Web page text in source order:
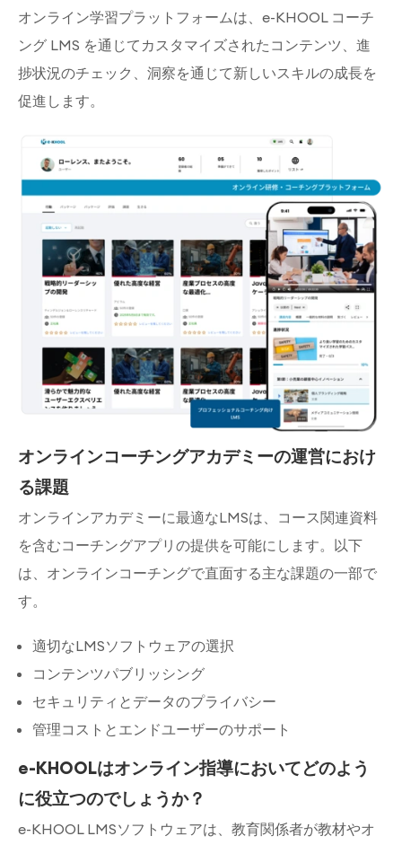
オンライン学習プラットフォームは、e-KHOOL コーチ
ング LMS を通じてカスタマイズされたコンテンツ、進
捗状況のチェック、洞察を通じて新しいスキルの成長を
促進します。
オンラインコーチングアカデミーの運営におけ
る課題
オンラインアカデミーに最適なLMSは、コース関連資料
を含むコーチングアプリの提供を可能にします。以下
は、オンラインコーチングで直面する主な課題の一部で
す。
適切なLMSソフトウェアの選択
コンテンツパブリッシング
セキュリティとデータのプライバシー
管理コストとエンドユーザーのサポート
e-KHOOLはオンライン指導においてどのよう
に役立つのでしょうか？
e-KHOOL LMSソフトウェアは、教育関係者が教材やオ